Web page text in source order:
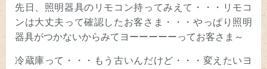
先日、照明器具のリモコン持ってみえて・・・リモコ
ンは大丈夫って確認したお客さま・・・やっぱり照明
器具がつかないからみてヨーーーーーってお客さま～
冷蔵庫って・・・もう古いんだけど・・・変えたいヨ